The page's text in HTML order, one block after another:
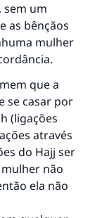
um
as bênçãos
mulher
que a
se casar por
(ligações
através
do Hajj ser
não
ela não